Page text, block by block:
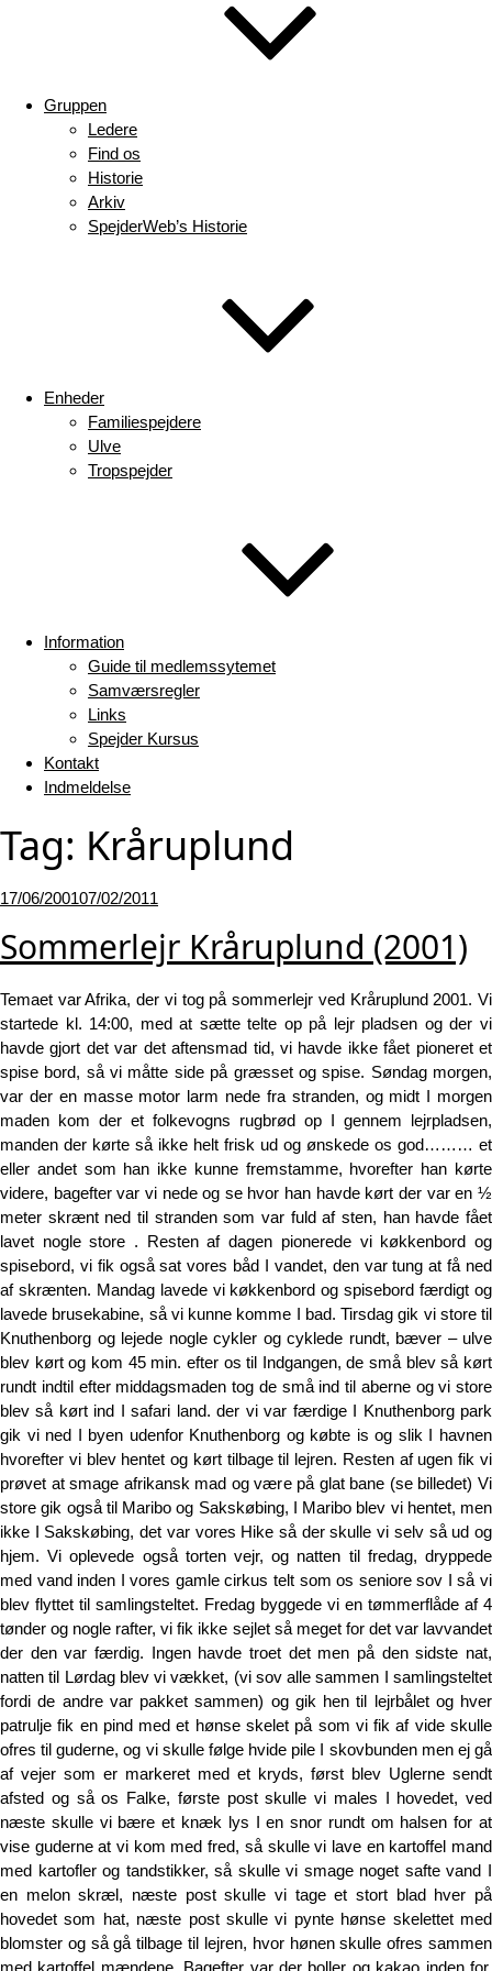
Gruppen
Ledere
Find os
Historie
Arkiv
SpejderWeb’s Historie
Enheder
Familiespejdere
Ulve
Tropspejder
Information
Guide til medlemssytemet
Samværsregler
Links
Spejder Kursus
Kontakt
Indmeldelse
Tag: Kråruplund
Udgivet
17/06/200107/02/2011
Sommerlejr Kråruplund (2001)
Temaet var Afrika, der vi tog på sommerlejr ved Kråruplund 2001. Vi
startede kl. 14:00, med at sætte telte op på lejr pladsen og der vi
havde gjort det var det aftensmad tid, vi havde ikke fået pioneret et
spise bord, så vi måtte side på græsset og spise. Søndag morgen,
var der en masse motor larm nede fra stranden, og midt I morgen
maden kom der et folkevogns rugbrød op I gennem lejrpladsen,
manden der kørte så ikke helt frisk ud og ønskede os god……… et
eller andet som han ikke kunne fremstamme, hvorefter han kørte
videre, bagefter var vi nede og se hvor han havde kørt der var en ½
meter skrænt ned til stranden som var fuld af sten, han havde fået
lavet nogle store . Resten af dagen pionerede vi køkkenbord og
spisebord, vi fik også sat vores båd I vandet, den var tung at få ned
af skrænten. Mandag lavede vi køkkenbord og spisebord færdigt og
lavede brusekabine, så vi kunne komme I bad. Tirsdag gik vi store til
Knuthenborg og lejede nogle cykler og cyklede rundt, bæver – ulve
blev kørt og kom 45 min. efter os til Indgangen, de små blev så kørt
rundt indtil efter middagsmaden tog de små ind til aberne og vi store
blev så kørt ind I safari land. der vi var færdige I Knuthenborg park
gik vi ned I byen udenfor Knuthenborg og købte is og slik I havnen
hvorefter vi blev hentet og kørt tilbage til lejren. Resten af ugen fik vi
prøvet at smage afrikansk mad og være på glat bane (se billedet) Vi
store gik også til Maribo og Sakskøbing, I Maribo blev vi hentet, men
ikke I Sakskøbing, det var vores Hike så der skulle vi selv så ud og
hjem. Vi oplevede også torten vejr, og natten til fredag, dryppede
med vand inden I vores gamle cirkus telt som os seniore sov I så vi
blev flyttet til samlingsteltet. Fredag byggede vi en tømmerflåde af 4
tønder og nogle rafter, vi fik ikke sejlet så meget for det var lavvandet
der den var færdig. Ingen havde troet det men på den sidste nat,
natten til Lørdag blev vi vækket, (vi sov alle sammen I samlingsteltet
fordi de andre var pakket sammen) og gik hen til lejrbålet og hver
patrulje fik en pind med et hønse skelet på som vi fik af vide skulle
ofres til guderne, og vi skulle følge hvide pile I skovbunden men ej gå
af vejer som er markeret med et kryds, først blev Uglerne sendt
afsted og så os Falke, første post skulle vi males I hovedet, ved
næste skulle vi bære et knæk lys I en snor rundt om halsen for at
vise guderne at vi kom med fred, så skulle vi lave en kartoffel mand
med kartofler og tandstikker, så skulle vi smage noget safte vand I
en melon skræl, næste post skulle vi tage et stort blad hver på
hovedet som hat, næste post skulle vi pynte hønse skelettet med
blomster og så gå tilbage til lejren, hvor hønen skulle ofres sammen
med kartoffel mændene. Bagefter var der boller og kakao inden for,